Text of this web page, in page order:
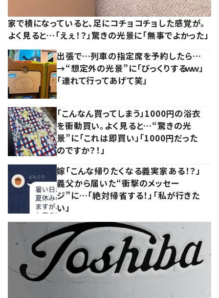
家で横になっていると、足にコチョコチョした感覚が。
よく見ると…「えぇ！？」驚きの光景に「無事でよかった」
出張で…列車の指定席を予約したら…
→“想定外の光景”に「びっくりするｗｗ」
「連れて行ってあげて笑」
「こんなん買ってしまう」1000円の浴衣
を衝動買い。よく見ると…“驚きの光
景”に「これは即買い」「1000円だった
のですか？！」
嫁「こんな帰りたくなる義実家ある！？」
義父から届いた“衝撃のメッセー
ジ”に…「絶対帰省する！」「私が行きた
い」